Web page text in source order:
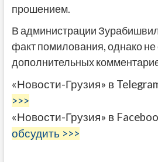
прошением.
В администрации
факт помилования, однако
дополнительных
«Новости-Грузия» в
>>>
«Новости-Грузия» в
обсудить >>>